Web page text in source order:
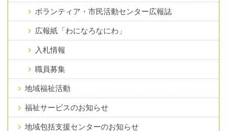
ボランティア・市民活動センター広報誌
広報紙「わになろなにわ」
入札情報
職員募集
地域福祉活動
福祉サービスのお知らせ
地域包括支援センターのお知らせ